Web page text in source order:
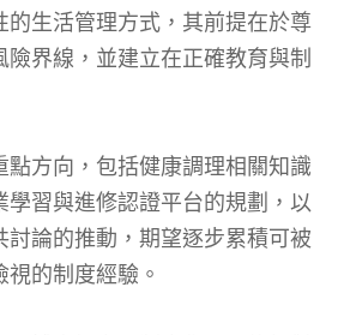
的生活管理方式，其前提在於尊
界線，並建立在正確教育與制
點方向，包括健康調理相關知識
學習與進修認證平台的規劃，以
討論的推動，期望逐步累積可被
的制度經驗。